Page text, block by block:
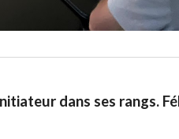
dans ses rangs.